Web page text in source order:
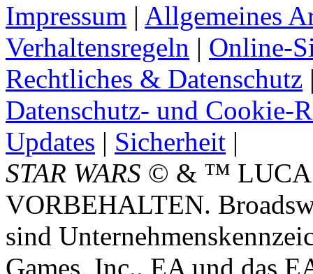
Impressum | Allgemeines
Verhaltensregeln | Online-
Rechtliches & Datenschutz
Datenschutz- und Cookie-
Updates | Sicherheit |
STAR WARS © & ™
VORBEHALTEN.
sind
Games, Inc.. EA und das